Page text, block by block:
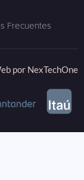
Frecuentes
por NexTechOne